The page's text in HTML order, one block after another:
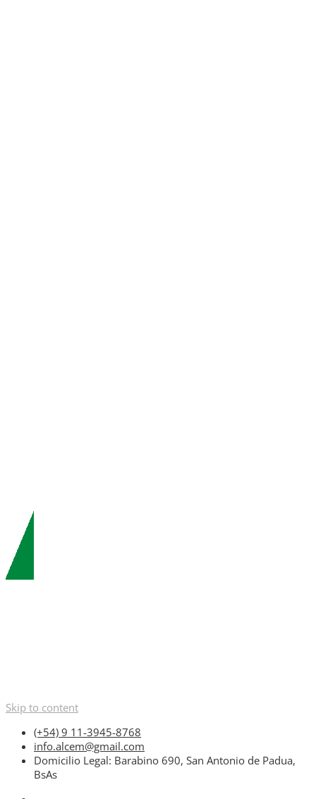
Skip to content
(+54) 9 11-3945-8768
info.alcem@gmail.com
Domicilio Legal: Barabino 690, San Antonio de Padua,
BsAs